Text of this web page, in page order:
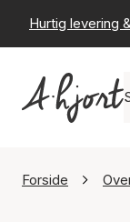
Hurtig levering
Forside